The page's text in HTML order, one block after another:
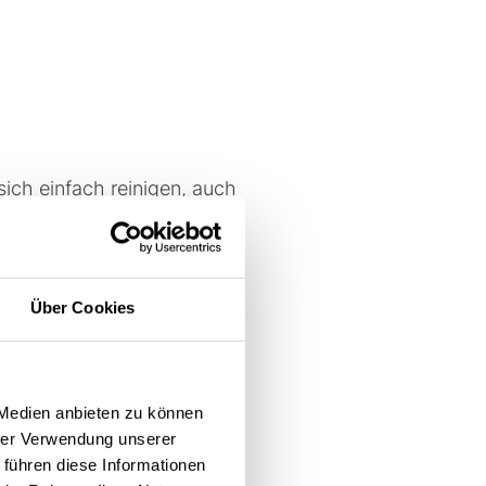
Über Cookies
anbieten zu können
Verwendung unserer
diese Informationen
einfach reinigen, auch
inklusive
und maximale